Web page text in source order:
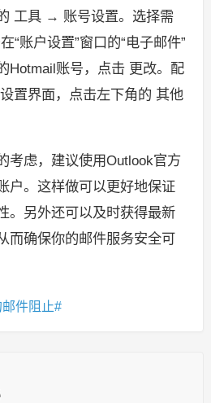
工具 → 账号设置。选择需
“账户设置”窗口的“电子邮件”
Hotmail账号，点击 更改。配
置界面，点击左下角的 其他
考虑，建议使用Outlook官方
户。这样做可以更好地保证
。另外还可以及时获得最新
而确保你的邮件服务安全可
件阻止